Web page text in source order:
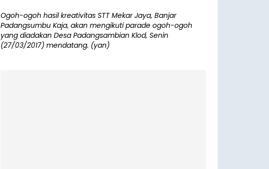
Ogoh-ogoh hasil kreativitas STT Mekar Jaya, Banjar
Padangsumbu Kaja, akan mengikuti parade ogoh-ogoh
yang diadakan Desa Padangsambian Klod, Senin
(27/03/2017) mendatang. (yan)